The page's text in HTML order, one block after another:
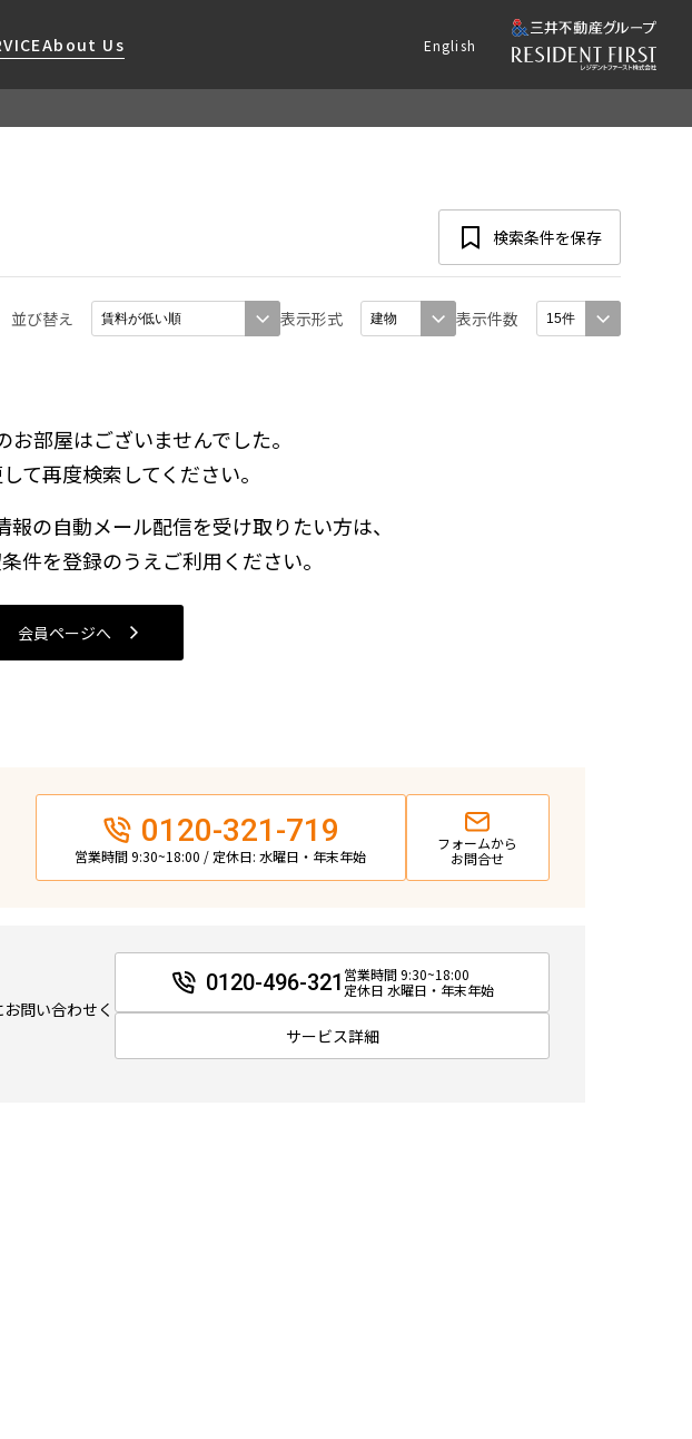
About Us
社限定(港区・渋谷区)
賃貸
ーレント
ト可
ンドマンション
English
検索条件を保存
並び替え 表示形式 表示件数
お部屋はございませんでした。
て再度検索してください。
の自動メール配信を受け取りたい方は、
件を登録のうえご利用ください。
会員ページへ
0120-321-719
営業時間 9:30~18:00 / 定休日: 水曜日・年末年始
フォームから
お問合せ
問い合わせく
0120-496-321 営業時間 9:30~18:00
定休日 水曜日・年末年始
サービス詳細